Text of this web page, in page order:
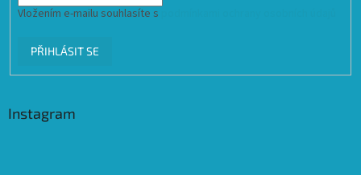
Vložením e-mailu souhlasíte s
PŘIHLÁSIT SE
Instagram